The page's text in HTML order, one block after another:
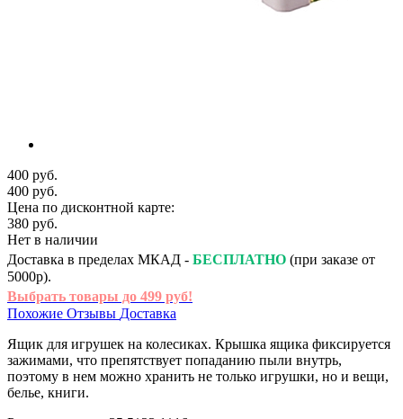
400 руб.
400 руб.
Цена по дисконтной карте:
380 руб.
Нет в наличии
Доставка в пределах МКАД - БЕСПЛАТНО (при заказе от
5000р).
Выбрать товары до 499 руб!
Похожие Отзывы Доставка
Ящик для игрушек на колесиках. Крышка ящика фиксируется
зажимами, что препятствует попаданию пыли внутрь,
поэтому в нем можно хранить не только игрушки, но и вещи,
белье, книги.